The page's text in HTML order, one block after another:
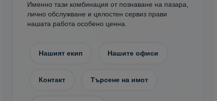
Именно тази комбинация от познаване на пазара,
лично обслужване и цялостен сервиз прави
нашата работа особено ценна.
Нашият екип Нашите офиси
Контакт Търсене на имот